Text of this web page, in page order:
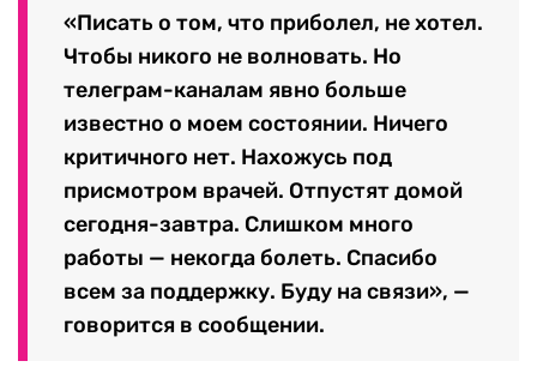
«Писать о том, что приболел, не хотел.
Чтобы никого не волновать. Но
телеграм-каналам явно больше
известно о моем состоянии. Ничего
критичного нет. Нахожусь под
присмотром врачей. Отпустят домой
сегодня-завтра. Слишком много
работы — некогда болеть. Спасибо
всем за поддержку. Буду на связи», —
говорится в сообщении.